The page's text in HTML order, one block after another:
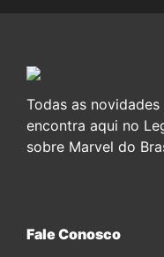
Todas as
encontra aqui no
sobre Marvel do
Fale Conosco